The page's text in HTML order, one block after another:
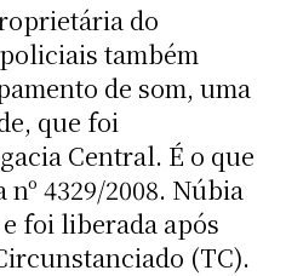
do
também
de som, uma
que foi
Central. É o que
4329/2008. Núbia
foi liberada após
(TC).